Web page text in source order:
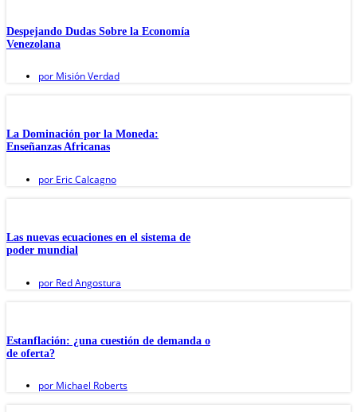
Despejando Dudas Sobre la Economía
Venezolana
por Misión Verdad
La Dominación por la Moneda:
Enseñanzas Africanas
por Eric Calcagno
Las nuevas ecuaciones en el sistema de
poder mundial
por Red Angostura
Estanflación: ¿una cuestión de demanda o
de oferta?
por Michael Roberts